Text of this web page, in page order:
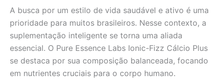
A busca por um estilo de vida saudável e ativo é uma
prioridade para muitos brasileiros. Nesse contexto, a
suplementação inteligente se torna uma aliada
essencial. O Pure Essence Labs Ionic-Fizz Cálcio Plus
se destaca por sua composição balanceada, focando
em nutrientes cruciais para o corpo humano.